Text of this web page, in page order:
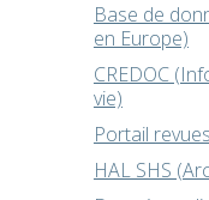
Base de
en Europe)
CREDOC
vie)
Portail
HAL SHS